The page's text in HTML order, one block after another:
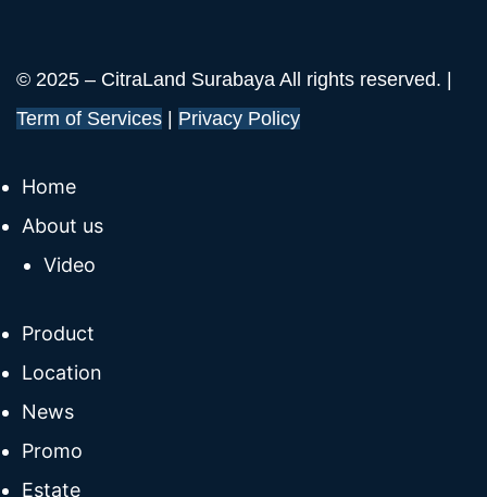
© 2025 – CitraLand Surabaya All rights reserved. |
Term of Services
Privacy Policy
Home
About us
Video
Product
Location
News
Promo
Estate